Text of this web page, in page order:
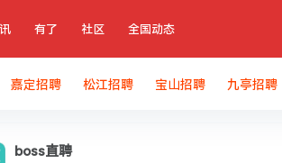
有了 社区 全国动态
嘉定招聘 松江招聘 宝山招聘 九亭招聘
boss直聘